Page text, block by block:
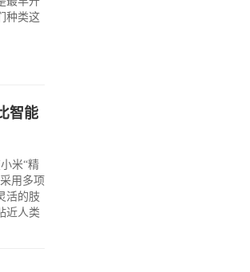
种类这
智能
米“精
用多项
活的肢
近人类